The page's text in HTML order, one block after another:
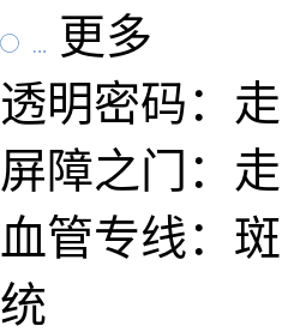
更多
透明密码：
屏障之门：
血管专线：
统